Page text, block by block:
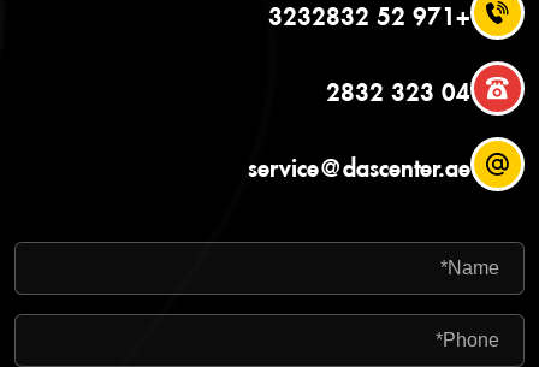
+971 52 3232832
04 323 2832
service@dascenter.ae